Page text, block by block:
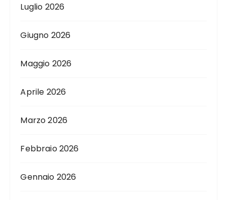
Luglio 2026
Giugno 2026
Maggio 2026
Aprile 2026
Marzo 2026
Febbraio 2026
Gennaio 2026